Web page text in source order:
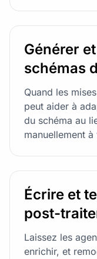
Générer
schémas
Quand les
peut aider à
du schéma au
manuellement
Écrire et
post-
Laissez les
enrichir, et